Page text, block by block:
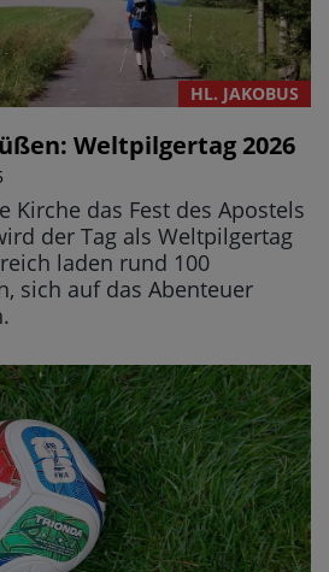
HL. JAKOBUS
Weltpilgertag 2026
Kirche das Fest des Apostels
der Tag als Weltpilgertag
laden rund 100
sich auf das Abenteuer